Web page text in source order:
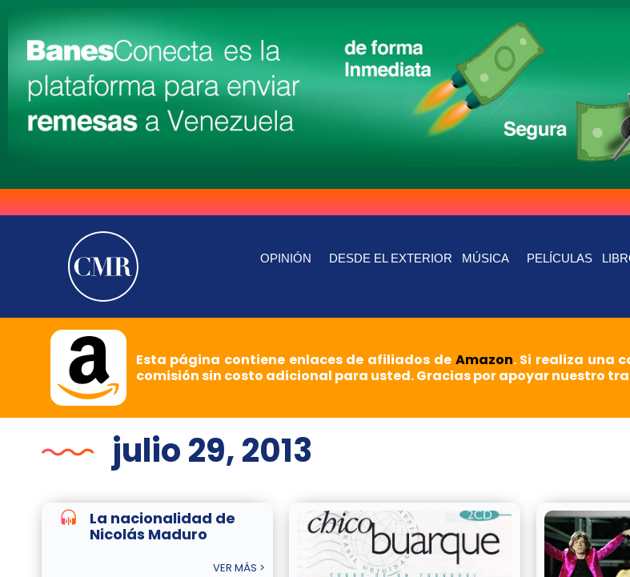
OPINIÓN DESDE EL EXTERIOR MÚSICA PELÍCULAS
Esta página contiene enlaces de afiliados de Amazon. Si realiza una
comisión sin costo adicional para usted. Gracias por apoyar nuestro
julio 29, 2013
La nacionalidad de
Nicolás Maduro
VER MÁS >